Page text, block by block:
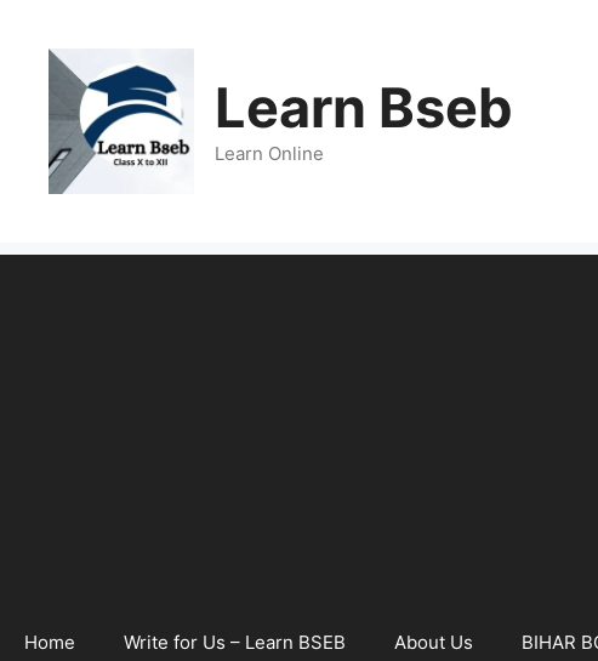
Learn Bseb
Learn Online
Home Write for Us – Learn BSEB About Us BIHAR